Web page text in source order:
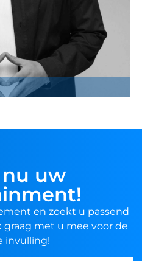
uw
en zoekt u passend
met u mee voor de
invulling!